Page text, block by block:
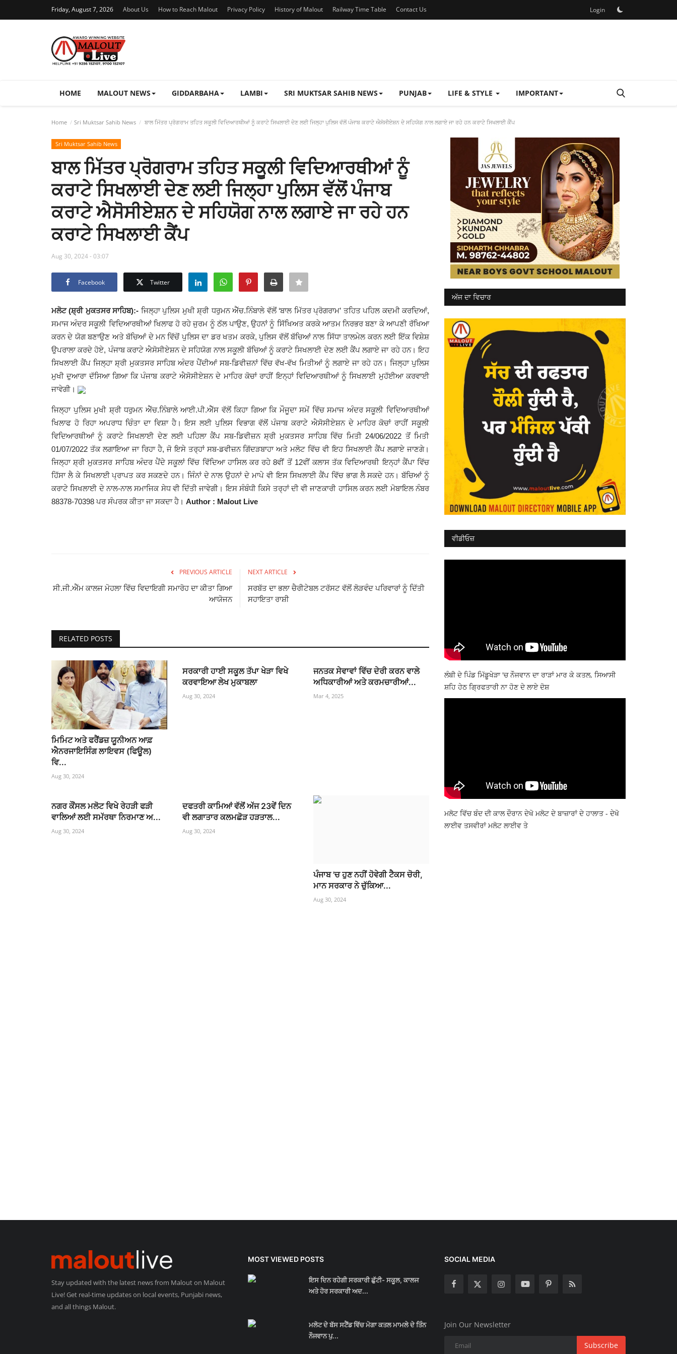
Friday, August 7, 2026 About Us How to Reach Malout Privacy Policy History of Malout Railway Time Table Contact Us Login
HOME MALOUT NEWS GIDDARBAHA LAMBI SRI MUKTSAR SAHIB NEWS PUNJAB LIFE & STYLE IMPORTANT
Home Sri Muktsar Sahib News ਬਾਲ ਮਿੱਤਰ ਪ੍ਰੋਗਰਾਮ ਤਹਿਤ ਸਕੂਲੀ ਵਿਦਿਆਰਥੀਆਂ ਨੂੰ ਕਰਾਟੇ ਸਿਖਲਾਈ ਦੇਣ ਲਈ ਜਿਲ੍ਹਾ ਪੁਲਿਸ ਵੱਲੋਂ ਪੰਜਾਬ ਕਰਾਟੇ ਐਸੋਸੀਏਸ਼ਨ ਦੇ ਸਹਿਯੋਗ ਨਾਲ ਲਗਾਏ ਜਾ ਰਹੇ ਹਨ ਕਰਾਟੇ ਸਿਖਲਾਈ ਕੈਂਪ
Sri Muktsar Sahib News
ਬਾਲ ਮਿੱਤਰ ਪ੍ਰੋਗਰਾਮ ਤਹਿਤ ਸਕੂਲੀ ਵਿਦਿਆਰਥੀਆਂ ਨੂੰ
ਕਰਾਟੇ ਸਿਖਲਾਈ ਦੇਣ ਲਈ ਜਿਲ੍ਹਾ ਪੁਲਿਸ ਵੱਲੋਂ ਪੰਜਾਬ
ਕਰਾਟੇ ਐਸੋਸੀਏਸ਼ਨ ਦੇ ਸਹਿਯੋਗ ਨਾਲ ਲਗਾਏ ਜਾ ਰਹੇ ਹਨ
ਕਰਾਟੇ ਸਿਖਲਾਈ ਕੈਂਪ
Aug 30, 2024 - 03:07
Facebook Twitter
ਮਲੋਟ (ਸ਼੍ਰੀ ਮੁਕਤਸਰ ਸਾਹਿਬ):- ਜਿਲ੍ਹਾ ਪੁਲਿਸ ਮੁਖੀ ਸ਼੍ਰੀ ਧਰੁਮਨ ਐੱਚ.ਨਿੰਬਾਲੇ ਵੱਲੋਂ ‘ਬਾਲ ਮਿੱਤਰ ਪ੍ਰੋਗਰਾਮ’ ਤਹਿਤ ਪਹਿਲ ਕਦਮੀ ਕਰਦਿਆਂ,
ਸਮਾਜ ਅੰਦਰ ਸਕੂਲੀ ਵਿਦਿਆਰਥੀਆਂ ਖਿਲਾਫ ਹੋ ਰਹੇ ਜੁਰਮ ਨੂੰ ਠੱਲ ਪਾਉਣ, ਉਹਨਾਂ ਨੂੰ ਸਿੱਖਿਅਤ ਕਰਕੇ ਆਤਮ ਨਿਰਭਰ ਬਣਾ ਕੇ ਆਪਣੀ ਰੱਖਿਆ
ਕਰਨ ਦੇ ਯੋਗ ਬਣਾਉਣ ਅਤੇ ਬੱਚਿਆਂ ਦੇ ਮਨ ਵਿੱਚੋਂ ਪੁਲਿਸ ਦਾ ਡਰ ਖਤਮ ਕਰਕੇ, ਪੁਲਿਸ ਵੱਲੋਂ ਬੱਚਿਆਂ ਨਾਲ ਸਿੱਧਾ ਤਾਲਮੇਲ ਕਰਨ ਲਈ ਇੱਕ ਵਿਸ਼ੇਸ਼
ਉਪਰਾਲਾ ਕਰਦੇ ਹੋਏ, ਪੰਜਾਬ ਕਰਾਟੇ ਐਸੋਸੀਏਸ਼ਨ ਦੇ ਸਹਿਯੋਗ ਨਾਲ ਸਕੂਲੀ ਬੱਚਿਆਂ ਨੂੰ ਕਰਾਟੇ ਸਿਖਲਾਈ ਦੇਣ ਲਈ ਕੈਂਪ ਲਗਾਏ ਜਾ ਰਹੇ ਹਨ। ਇਹ
ਸਿਖਲਾਈ ਕੈਂਪ ਜਿਲ੍ਹਾ ਸ਼੍ਰੀ ਮੁਕਤਸਰ ਸਾਹਿਬ ਅੰਦਰ ਪੈਂਦੀਆਂ ਸਬ-ਡਿਵੀਜ਼ਨਾਂ ਵਿੱਚ ਵੱਖ-ਵੱਖ ਮਿਤੀਆਂ ਨੂੰ ਲਗਾਏ ਜਾ ਰਹੇ ਹਨ। ਜਿਲ੍ਹਾ ਪੁਲਿਸ
ਮੁਖੀ ਦੁਆਰਾ ਦੱਸਿਆ ਗਿਆ ਕਿ ਪੰਜਾਬ ਕਰਾਟੇ ਐਸੋਸੀਏਸ਼ਨ ਦੇ ਮਾਹਿਰ ਕੋਚਾਂ ਰਾਹੀਂ ਇਨ੍ਹਾਂ ਵਿਦਿਆਰਥੀਆਂ ਨੂੰ ਸਿਖਲਾਈ ਮੁਹੱਈਆ ਕਰਵਾਈ
ਜਾਵੇਗੀ।
ਜਿਲ੍ਹਾ ਪੁਲਿਸ ਮੁਖੀ ਸ਼੍ਰੀ ਧਰੁਮਨ ਐੱਚ.ਨਿੰਬਾਲੇ ਆਈ.ਪੀ.ਐੱਸ ਵੱਲੋਂ ਕਿਹਾ ਗਿਆ ਕਿ ਮੌਜੂਦਾ ਸਮੇਂ ਵਿੱਚ ਸਮਾਜ ਅੰਦਰ ਸਕੂਲੀ ਵਿਦਿਆਰਥੀਆਂ
ਖਿਲਾਫ ਹੋ ਰਿਹਾ ਅਪਰਾਧ ਚਿੰਤਾ ਦਾ ਵਿਸ਼ਾ ਹੈ। ਇਸ ਲਈ ਪੁਲਿਸ ਵਿਭਾਗ ਵੱਲੋਂ ਪੰਜਾਬ ਕਰਾਟੇ ਐਸੋਸੀਏਸ਼ਨ ਦੇ ਮਾਹਿਰ ਕੋਚਾਂ ਰਾਹੀਂ ਸਕੂਲੀ
ਵਿਦਿਆਰਥੀਆਂ ਨੂੰ ਕਰਾਟੇ ਸਿਖਲਾਈ ਦੇਣ ਲਈ ਪਹਿਲਾ ਕੈਂਪ ਸਬ-ਡਿਵੀਜ਼ਨ ਸ਼੍ਰੀ ਮੁਕਤਸਰ ਸਾਹਿਬ ਵਿੱਚ ਮਿਤੀ 24/06/2022 ਤੋਂ ਮਿਤੀ
01/07/2022 ਤੱਕ ਲਗਾਇਆ ਜਾ ਰਿਹਾ ਹੈ, ਜੋ ਇਸੇ ਤਰ੍ਹਾਂ ਸਬ-ਡਵੀਜ਼ਨ ਗਿੱਦੜਬਾਹਾ ਅਤੇ ਮਲੋਟ ਵਿੱਚ ਵੀ ਇਹ ਸਿਖਲਾਈ ਕੈਂਪ ਲਗਾਏ ਜਾਣਗੇ।
ਜਿਲ੍ਹਾ ਸ਼੍ਰੀ ਮੁਕਤਸਰ ਸਾਹਿਬ ਅੰਦਰ ਪੈਂਦੇ ਸਕੂਲਾਂ ਵਿੱਚ ਵਿੱਦਿਆ ਹਾਸਿਲ ਕਰ ਰਹੇ 8ਵੀਂ ਤੋਂ 12ਵੀਂ ਕਲਾਸ ਤੱਕ ਵਿਦਿਆਰਥੀ ਇਨ੍ਹਾਂ ਕੈਂਪਾ ਵਿੱਚ
ਹਿੱਸਾ ਲੈ ਕੇ ਸਿਖਲਾਈ ਪ੍ਰਾਪਤ ਕਰ ਸਕਣਦੇ ਹਨ। ਜਿੰਨਾਂ ਦੇ ਨਾਲ ਉਹਨਾਂ ਦੇ ਮਾਪੇ ਵੀ ਇਸ ਸਿਖਲਾਈ ਕੈਂਪ ਵਿੱਚ ਭਾਗ ਲੈ ਸਕਦੇ ਹਨ। ਬੱਚਿਆਂ ਨੂੰ
ਕਰਾਟੇ ਸਿਖਲਾਈ ਦੇ ਨਾਲ-ਨਾਲ ਸਮਾਜਿਕ ਸੇਧ ਵੀ ਦਿੱਤੀ ਜਾਵੇਗੀ। ਇਸ ਸੰਬੰਧੀ ਕਿਸੇ ਤਰ੍ਹਾਂ ਦੀ ਵੀ ਜਾਣਕਾਰੀ ਹਾਸਿਲ ਕਰਨ ਲਈ ਮੋਬਾਇਲ ਨੰਬਰ
88378-70398 ਪਰ ਸੰਪਰਕ ਕੀਤਾ ਜਾ ਸਕਦਾ ਹੈ। Author : Malout Live
PREVIOUS ARTICLE
ਸੀ.ਜੀ.ਐੱਮ ਕਾਲਜ ਮੋਹਲਾ ਵਿੱਚ ਵਿਦਾਇਗੀ ਸਮਾਰੋਹ ਦਾ ਕੀਤਾ ਗਿਆ
ਆਯੋਜਨ
NEXT ARTICLE
ਸਰਬੱਤ ਦਾ ਭਲਾ ਚੈਰੀਟੇਬਲ ਟਰੱਸਟ ਵੱਲੋਂ ਲੋੜਵੰਦ ਪਰਿਵਾਰਾਂ ਨੂੰ ਦਿੱਤੀ
ਸਹਾਇਤਾ ਰਾਸ਼ੀ
RELATED POSTS
ਮਿਮਿਟ ਅਤੇ ਫਰੈਂਡਜ਼ ਯੂਨੀਅਨ ਆਫ਼
ਐਨਰਜਾਇਸਿੰਗ ਲਾਇਵਸ (ਫਿਊਲ)
ਵਿ...
Aug 30, 2024
ਸਰਕਾਰੀ ਹਾਈ ਸਕੂਲ ਤੱਪਾ ਖੇੜਾ ਵਿਖੇ
ਕਰਵਾਇਆ ਲੇਖ ਮੁਕਾਬਲਾ
Aug 30, 2024
ਜਨਤਕ ਸੇਵਾਵਾਂ ਵਿੱਚ ਦੇਰੀ ਕਰਨ ਵਾਲੇ
ਅਧਿਕਾਰੀਆਂ ਅਤੇ ਕਰਮਚਾਰੀਆਂ...
Mar 4, 2025
ਨਗਰ ਕੌਂਸਲ ਮਲੋਟ ਵਿਖੇ ਰੇਹੜੀ ਫੜੀ
ਵਾਲਿਆਂ ਲਈ ਸਮੱਰਥਾ ਨਿਰਮਾਣ ਅ...
Aug 30, 2024
ਦਫਤਰੀ ਕਾਮਿਆਂ ਵੱਲੋਂ ਅੱਜ 23ਵੇਂ ਦਿਨ
ਵੀ ਲਗਾਤਾਰ ਕਲਮਛੋੜ ਹੜਤਾਲ...
Aug 30, 2024
ਪੰਜਾਬ 'ਚ ਹੁਣ ਨਹੀਂ ਹੋਵੇਗੀ ਟੈਕਸ ਚੋਰੀ,
ਮਾਨ ਸਰਕਾਰ ਨੇ ਚੁੱਕਿਆ...
Aug 30, 2024
ਅੱਜ ਦਾ ਵਿਚਾਰ
ਵੀਡੀਓਜ਼
ਲੰਬੀ ਦੇ ਪਿੰਡ ਮਿੱਡੂਖੇੜਾ 'ਚ ਨੌਜਵਾਨ ਦਾ ਰਾੜਾਂ ਮਾਰ ਕੇ ਕਤਲ, ਸਿਆਸੀ
ਸ਼ਹਿ ਹੇਠ ਗ੍ਰਿਫਤਾਰੀ ਨਾ ਹੋਣ ਦੇ ਲਾਏ ਦੋਸ਼
ਮਲੋਟ ਵਿੱਚ ਬੰਦ ਦੀ ਕਾਲ ਦੌਰਾਨ ਦੇਖੋ ਮਲੋਟ ਦੇ ਬਾਜ਼ਾਰਾਂ ਦੇ ਹਾਲਾਤ - ਦੇਖੋ
ਲਾਈਵ ਤਸਵੀਰਾਂ ਮਲੋਟ ਲਾਈਵ ਤੇ
Stay updated with the latest news from Malout on Malout
Live! Get real-time updates on local events, Punjabi news,
and all things Malout.
MOST VIEWED POSTS
ਇਸ ਦਿਨ ਰਹੇਗੀ ਸਰਕਾਰੀ ਛੁੱਟੀ- ਸਕੂਲ, ਕਾਲਜ
ਅਤੇ ਹੋਰ ਸਰਕਾਰੀ ਅਦ...
ਮਲੋਟ ਦੇ ਬੱਸ ਸਟੈਂਡ ਵਿੱਚ ਮੋਗਾ ਕਤਲ ਮਾਮਲੇ ਦੇ ਤਿੰਨ
ਨੌਜਵਾਨ ਪੁ...
SOCIAL MEDIA
Join Our Newsletter
Subscribe